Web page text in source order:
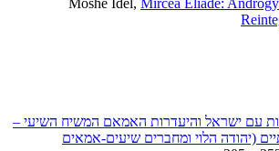
עם ישראל והיעדרות האמאם המשיח השיעי –
(יהודה הלוי ומחברים שיעים-אמאים